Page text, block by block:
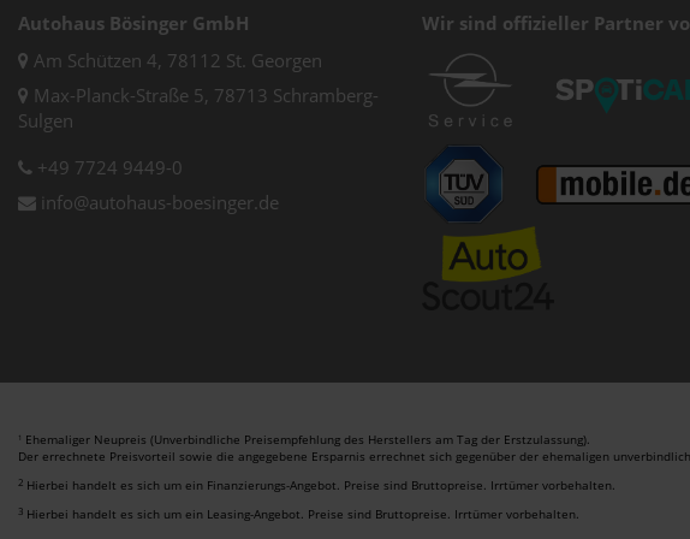
Autohaus Bösinger GmbH
Am Schützen 4, 78112 St. Georgen
Max-Planck-Straße 5, 78713 Schramberg-
Sulgen
+49 7724 9449-0
info@autohaus-boesinger.de
Wir sind offizieller Partner
1 Ehemaliger Neupreis (Unverbindliche Preisempfehlung des Herstellers am Tag der Erstzulassung).
Der errechnete Preisvorteil sowie die angegebene Ersparnis errechnet sich gegenüber der ehemaligen
2 Hierbei handelt es sich um ein Finanzierungs-Angebot. Preise sind Bruttopreise. Irrtümer vorbehalten.
3 Hierbei handelt es sich um ein Leasing-Angebot. Preise sind Bruttopreise. Irrtümer vorbehalten.